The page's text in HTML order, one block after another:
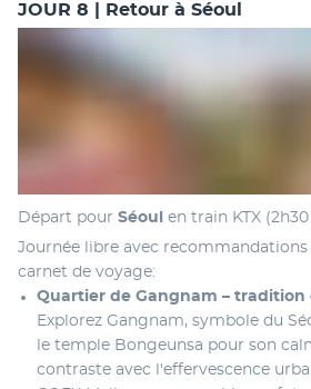
JOUR 8 | Retour à Séoul
Départ pour Séoul en train KTX
Journée libre avec recommandations
carnet de voyage:
Quartier de Gangnam –
Explorez Gangnam, symbole du
le temple Bongeunsa pour son
contraste avec l'effervescence